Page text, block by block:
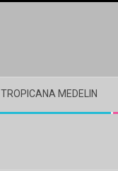
TROPICANA MEDELIN